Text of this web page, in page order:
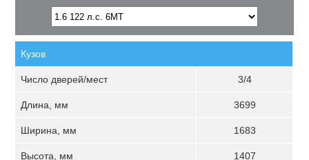
Кузов
Число дверей/мест 3/4
Длина, мм 3699
Ширина, мм 1683
Высота, мм 1407